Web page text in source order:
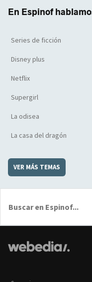
En Espinof
Series de ficción
Disney plus
Netflix
Supergirl
La odisea
La casa del dragón
VER MÁS TEMAS